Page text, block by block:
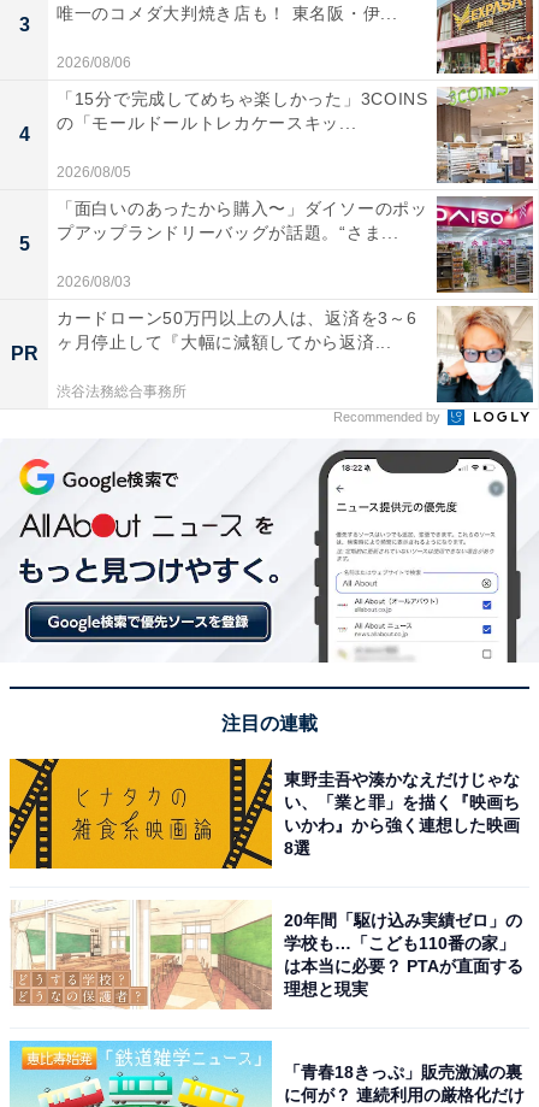
3
唯一のコメダ大判焼き店も！ 東名阪・伊...
2026/08/06
4
「15分で完成してめちゃ楽しかった」3COINS
の「モールドールトレカケースキッ...
2026/08/05
5
「面白いのあったから購入〜」ダイソーのポッ
プアップランドリーバッグが話題。“さま...
2026/08/03
PR
カードローン50万円以上の人は、返済を3～6
ヶ月停止して『大幅に減額してから返済...
渋谷法務総合事務所
Recommended by
注目の連載
東野圭吾や湊かなえだけじゃな
い、「業と罪」を描く『映画ち
いかわ』から強く連想した映画
8選
20年間「駆け込み実績ゼロ」の
学校も…「こども110番の家」
は本当に必要？ PTAが直面する
理想と現実
「青春18きっぷ」販売激減の裏
に何が？ 連続利用の厳格化だけ